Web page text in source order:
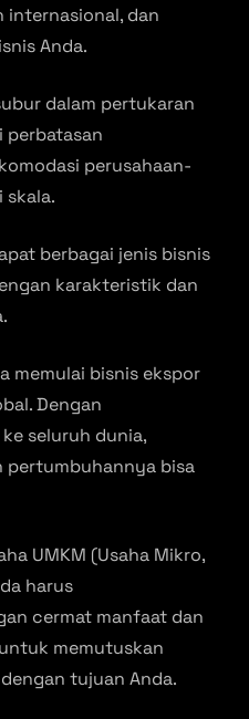
internasional, dan
Anda.
dalam pertukaran
perbatasan
perusahaan-
skala.
berbagai jenis bisnis
karakteristik dan
memulai bisnis ekspor
Dengan
seluruh dunia,
bisa
UMKM (Usaha Mikro,
harus
cermat manfaat dan
memutuskan
tujuan Anda.